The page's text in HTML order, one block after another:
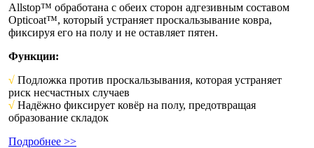
Allstop™ обработана с обеих сторон адгезивным составом
Opticoat™, который устраняет проскальзывание ковра,
фиксируя его на полу и не оставляет пятен.
Функции:
√ Подложка против проскальзывания, которая устраняет
риск несчастных случаев
√ Надёжно фиксирует ковёр на полу, предотвращая
образование складок
Подробнее >>